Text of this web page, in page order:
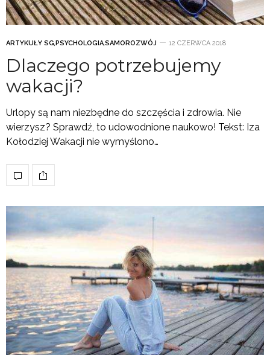
ARTYKUŁY SG,PSYCHOLOGIA,SAMOROZWÓJ 12 CZERWCA 2018
Dlaczego potrzebujemy
wakacji?
Urlopy są nam niezbędne do szczęścia i zdrowia. Nie
wierzysz? Sprawdź, to udowodnione naukowo! Tekst: Iza
Kołodziej Wakacji nie wymyślono…